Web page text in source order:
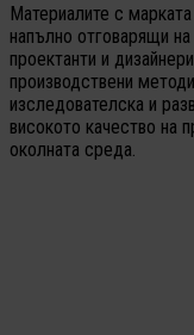
Материалите с
напълно отговарящи на
проектанти и
производствени
изследователска и
високото качество на
околната среда.